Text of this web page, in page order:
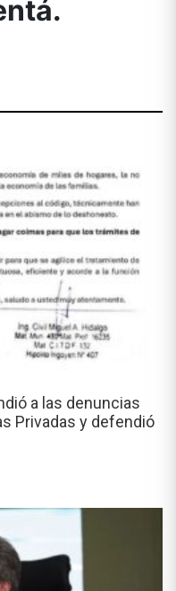
a las denuncias
Privadas y defendió